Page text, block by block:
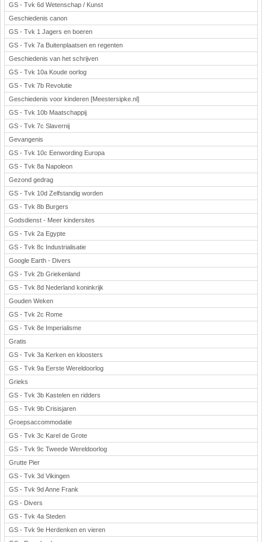
GS - Tvk 6d Wetenschap / Kunst
Geschiedenis canon
GS - Tvk 1 Jagers en boeren
GS - Tvk 7a Buitenplaatsen en regenten
Geschiedenis van het schrijven
GS - Tvk 10a Koude oorlog
GS - Tvk 7b Revolutie
Geschiedenis voor kinderen [Meestersipke.nl]
GS - Tvk 10b Maatschappij
GS - Tvk 7c Slavernij
Gevangenis
GS - Tvk 10c Eenwording Europa
GS - Tvk 8a Napoleon
Gezond gedrag
GS - Tvk 10d Zelfstandig worden
GS - Tvk 8b Burgers
Godsdienst - Meer kindersites
GS - Tvk 2a Egypte
GS - Tvk 8c Industrialisatie
Google Earth - Divers
GS - Tvk 2b Griekenland
GS - Tvk 8d Nederland koninkrijk
Gouden Weken
GS - Tvk 2c Rome
GS - Tvk 8e Imperialisme
Gratis
GS - Tvk 3a Kerken en kloosters
GS - Tvk 9a Eerste Wereldoorlog
Grieks
GS - Tvk 3b Kastelen en ridders
GS - Tvk 9b Crisisjaren
Groepsaccommodatie
GS - Tvk 3c Karel de Grote
GS - Tvk 9c Tweede Wereldoorlog
Grutte Pier
GS - Tvk 3d Vikingen
GS - Tvk 9d Anne Frank
GS - Divers
GS - Tvk 4a Steden
GS - Tvk 9e Herdenken en vieren